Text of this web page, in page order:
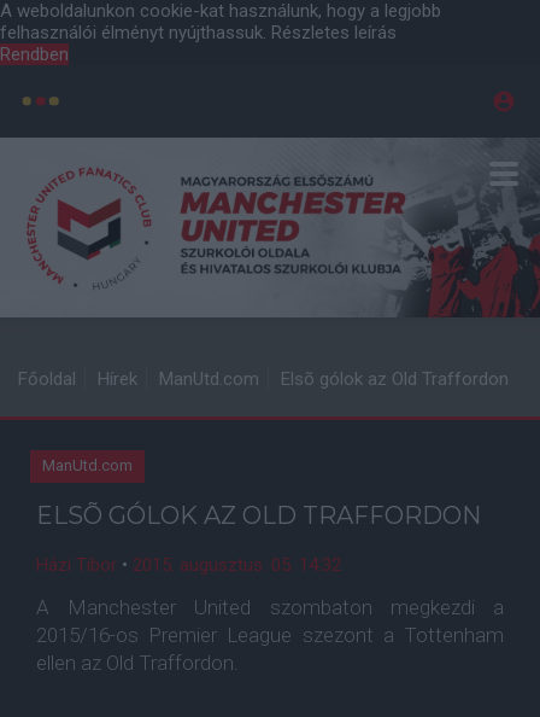
A weboldalunkon cookie-kat használunk, hogy a legjobb
felhasználói élményt nyújthassuk. Részletes leírás
Rendben
Főoldal Hírek ManUtd.com Elsõ gólok az Old Traffordon
ManUtd.com
ELSÕ GÓLOK AZ OLD TRAFFORDON
Házi Tibor • 2015. augusztus. 05. 14:32
A Manchester United szombaton megkezdi a
2015/16-os Premier League szezont a Tottenham
ellen az Old Traffordon.